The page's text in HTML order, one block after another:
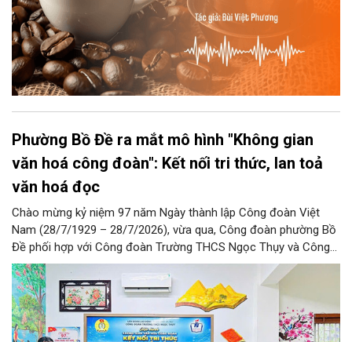
Phường Bồ Đề ra mắt mô hình "Không gian
văn hoá công đoàn": Kết nối tri thức, lan toả
văn hoá đọc
Chào mừng kỷ niệm 97 năm Ngày thành lập Công đoàn Việt
Nam (28/7/1929 – 28/7/2026), vừa qua, Công đoàn phường Bồ
Đề phối hợp với Công đoàn Trường THCS Ngọc Thụy và Công
đoàn Trường Tiểu học Ái Mộ B tổ chức Lễ ra mắt Mô hình
“Không gian văn hóa công đoàn”.